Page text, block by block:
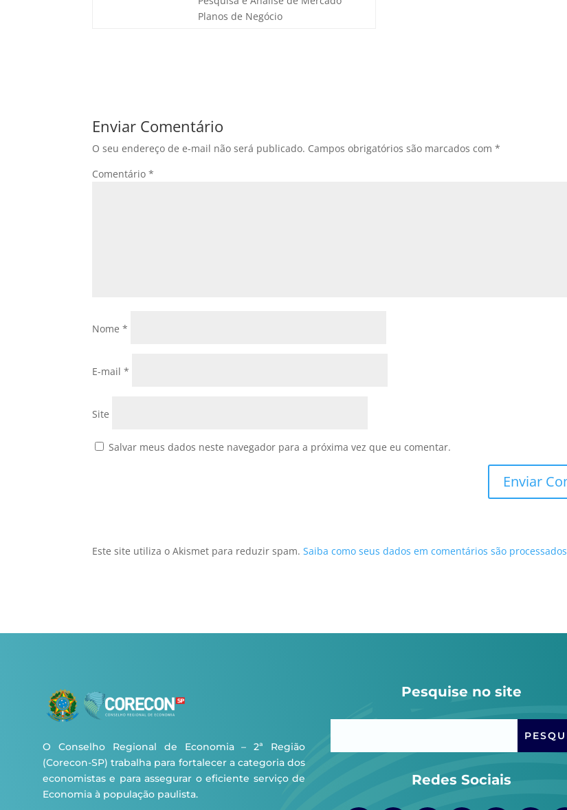
Planos de Negócio
Enviar Comentário
O seu endereço de e-mail não será publicado. Campos obrigatórios são marcados com*
Comentário*
Nome*
E-mail*
Site
Salvar meus dados neste navegador para a próxima vez que eu comentar.
Este site utiliza o Akismet para reduzir spam.Saiba como seus dados em comentários são processados
O Conselho Regional de Economia – 2ª Região
(Corecon-SP) trabalha para fortalecer a categoria dos
economistas e para assegurar o eficiente serviço de
Economia à população paulista.
Pesquise no site
Redes Sociais